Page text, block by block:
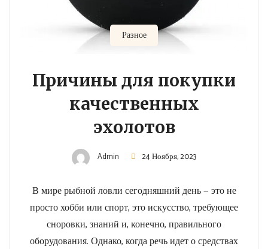
Разное
Причины для покупки
качественных
эхолотов
Admin 24 Ноября, 2023
В мире рыбной ловли сегодняшний день — это не
просто хобби или спорт, это искусство, требующее
сноровки, знаний и, конечно, правильного
оборудования. Однако, когда речь идет о средствах